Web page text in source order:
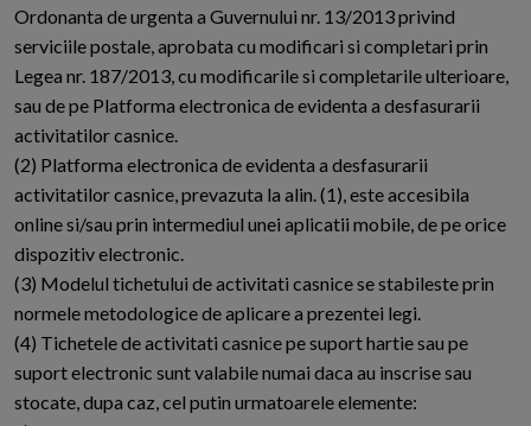
Ordonanta de urgenta a Guvernului nr. 13/2013 privind
serviciile postale, aprobata cu modificari si completari prin
Legea nr. 187/2013, cu modificarile si completarile ulterioare,
sau de pe Platforma electronica de evidenta a desfasurarii
activitatilor casnice.
(2) Platforma electronica de evidenta a desfasurarii
activitatilor casnice, prevazuta la alin. (1), este accesibila
online si/sau prin intermediul unei aplicatii mobile, de pe orice
dispozitiv electronic.
(3) Modelul tichetului de activitati casnice se stabileste prin
normele metodologice de aplicare a prezentei legi.
(4) Tichetele de activitati casnice pe suport hartie sau pe
suport electronic sunt valabile numai daca au inscrise sau
stocate, dupa caz, cel putin urmatoarele elemente: